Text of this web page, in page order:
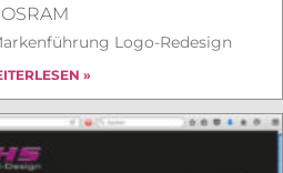
OSRAM
Logo-Redesign
»